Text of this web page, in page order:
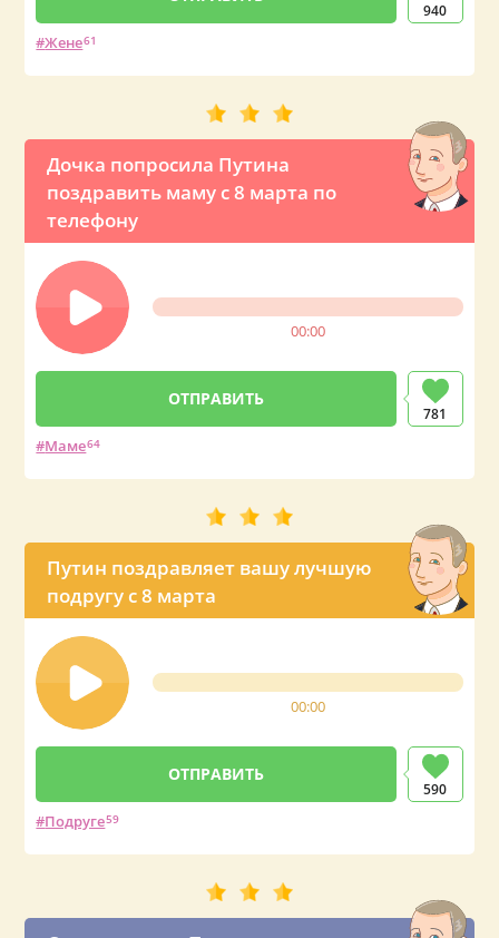
940
Жене61
Дочка попросила Путина
поздравить маму с 8 марта по
телефону
00:00
781
Маме64
Путин поздравляет вашу лучшую
подругу с 8 марта
00:00
590
Подруге59